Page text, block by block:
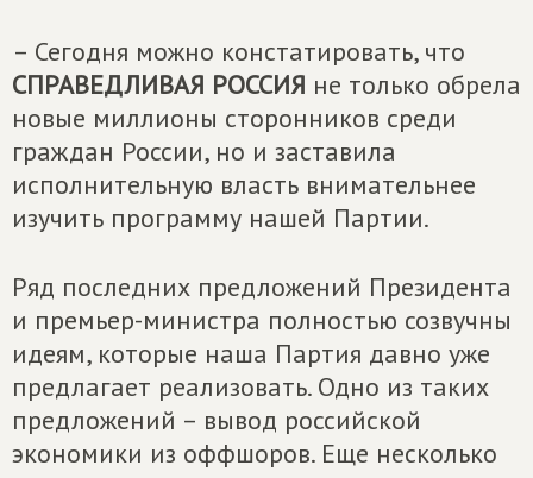
– Сегодня можно констатировать, что
СПРАВЕДЛИВАЯ РОССИЯ не только обрела
новые миллионы сторонников среди
граждан России, но и заставила
исполнительную власть внимательнее
изучить программу нашей Партии.
Ряд последних предложений Президента
и премьер-министра полностью созвучны
идеям, которые наша Партия давно уже
предлагает реализовать. Одно из таких
предложений – вывод российской
экономики из оффшоров. Еще несколько